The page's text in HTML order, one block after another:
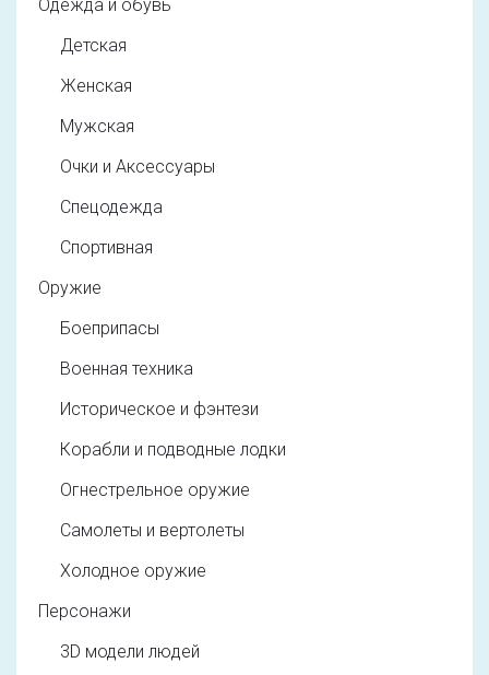
Одежда и обувь
Детская
Женская
Мужская
Очки и Аксессуары
Спецодежда
Спортивная
Оружие
Боеприпасы
Военная техника
Историческое и фэнтези
Корабли и подводные лодки
Огнестрельное оружие
Самолеты и вертолеты
Холодное оружие
Персонажи
3D модели людей